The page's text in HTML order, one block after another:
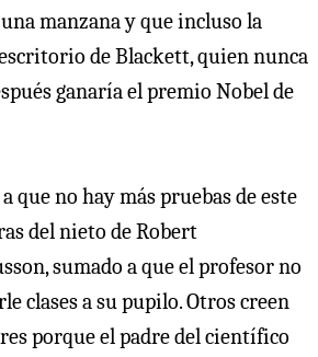
manzana y que incluso la
de Blackett, quien nunca
ganaría el premio Nobel de
que no hay más pruebas de este
del nieto de Robert
sumado a que el profesor no
clases a su pupilo. Otros creen
porque el padre del científico